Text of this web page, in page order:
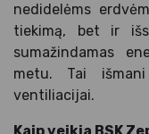
nedidelėms
tiekimą, bet ir
sumažindamas
metu. Tai
ventiliacijai.